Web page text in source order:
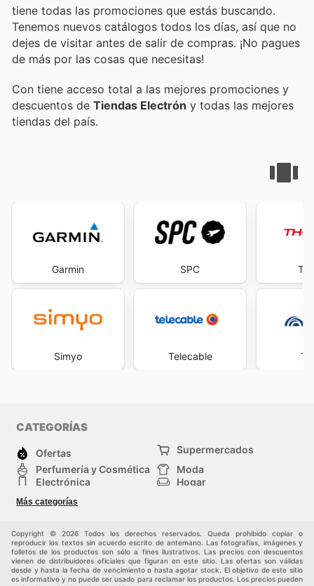
tiene todas las promociones que estás buscando.
Tenemos nuevos catálogos todos los días, así que no
dejes de visitar antes de salir de compras. ¡No pagues
de más por las cosas que necesitas!
Con tiene acceso total a las mejores promociones y
descuentos de Tiendas Electrón y todas las mejores
tiendas del país.
Garmin
Simyo
SPC
Telecable
CATEGORÍAS
Ofertas
Supermercados
Perfumería y Cosmética
Moda
Electrónica
Hogar
Deporte
Juguetes y bebés
Más categorías
Copyright © 2026 Todos los derechos reservados. Queda prohibido copiar o
reproducir los textos sin acuerdo escrito de antemano. Las fotografías, imágenes y
folletos de los productos son sólo a fines ilustrativos. Las precios con descuentos
vienen de distribuidores oficiales que figuran en este sitio. Las ofertas son válidas
desde y hasta la fecha de vencimiento o hasta agotar stock. El objetivo de este sitio
es informativo y no puede ser usado para reclamar los productos. Los precios pueden